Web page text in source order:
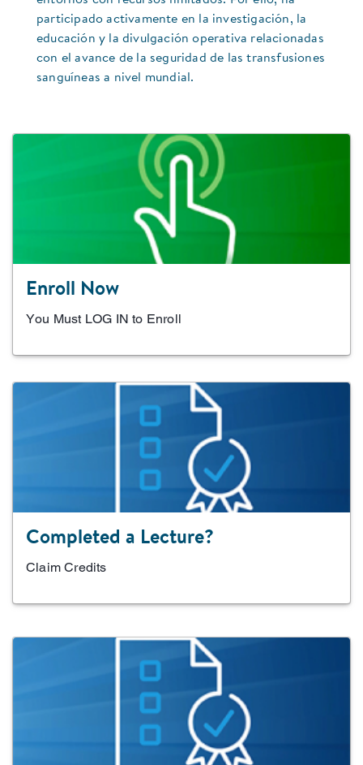
participado activamente en la investigación, la
educación y la divulgación operativa relacionadas
con el avance de la seguridad de las transfusiones
sanguíneas a nivel mundial.
Enroll Now
You Must LOG IN to Enroll
Completed a Lecture?
Claim Credits